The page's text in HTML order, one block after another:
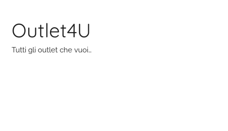
contenuto
Outlet4U
Tutti gli outlet che vuoi…